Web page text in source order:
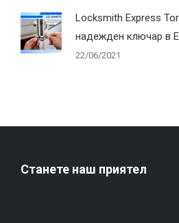
Locksmith Express
надежден ключар в
22/06/2021
Станете наш приятел